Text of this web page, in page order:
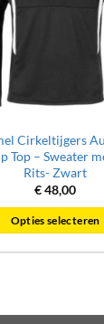
Cirkeltijgers
Top – Sweater
Rits- Zwart
€48,00
Opties selecteren